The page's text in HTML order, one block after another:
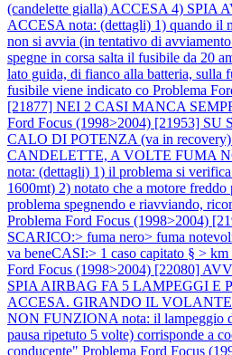
(candelette gialla) ACCESA 4) SPIA
ACCESA nota: (dettagli) 1) quando il
non si avvia (in tentativo di
spegne in corsa salta il fusibile da 20
lato guida, di fianco alla batteria, sulla
fusibile viene indicato co Problema
[21877] NEI 2 CASI MANCA
Ford Focus (1998>2004) [21953]
CALO DI POTENZA (va in
CANDELETTE, A VOLTE FUMA
nota: (dettagli) 1) il problema si
1600mt) 2) notato che a motore freddo
problema spegnendo e riavviando,
Problema Ford Focus (1998>2004)
SCARICO:> fuma nero> fuma
va beneCASI:> 1 caso capitato § >
Ford Focus (1998>2004) [22080]
SPIA AIRBAG FA 5 LAMPEGGI E
ACCESA. GIRANDO IL
NON FUNZIONA nota: il lampeggio
pausa ripetuto 5 volte) corrisponde a
conducente" Problema Ford Focus